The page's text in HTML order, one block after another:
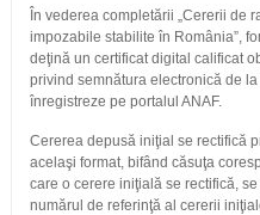
În vederea completării „Cererii de
impozabile stabilite în România”,
deţină un certificat digital calificat
privind semnătura electronică de
înregistreze pe portalul ANAF.
Cererea depusă iniţial se rectifică
acelaşi format, bifând căsuţa
care o cerere iniţială se rectifică,
numărul de referinţă al cererii